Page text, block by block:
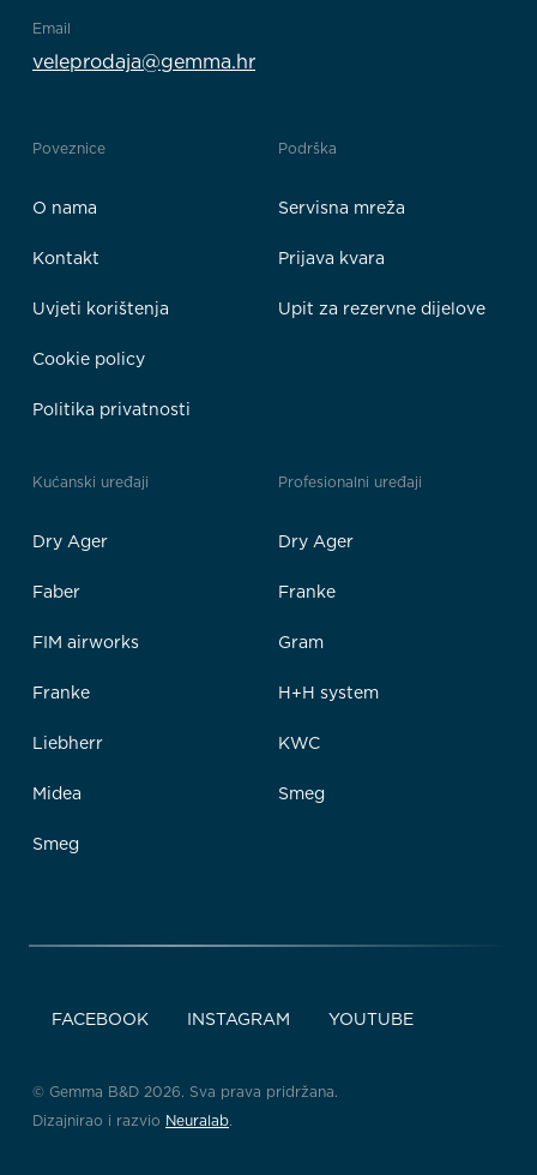
Email
veleprodaja@gemma.hr
Poveznice
O nama
Kontakt
Uvjeti korištenja
Cookie policy
Politika privatnosti
Podrška
Servisna mreža
Prijava kvara
Upit za rezervne dijelove
Kućanski uređaji
Dry Ager
Faber
FIM airworks
Franke
Liebherr
Midea
Smeg
Profesionalni uređaji
Dry Ager
Franke
Gram
H+H system
KWC
Smeg
FACEBOOK INSTAGRAM YOUTUBE
© Gemma B&D 2026. Sva prava pridržana.
Dizajnirao i razvio Neuralab.